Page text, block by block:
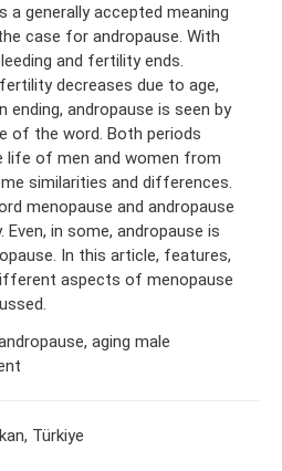
a generally accepted meaning
case for andropause. With
and fertility ends.
decreases due to age,
andropause is seen by
of the word. Both periods
life of men and women from
similarities and differences.
menopause and andropause
Even, in some, andropause is
In this article, features,
aspects of menopause
aging male
Türkiye